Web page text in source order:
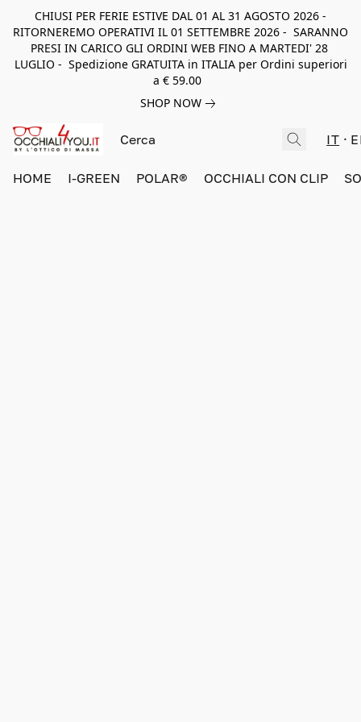
CHIUSI PER FERIE ESTIVE DAL 01 AL 31 AGOSTO 2026 -
RITORNEREMO OPERATIVI IL 01 SETTEMBRE 2026 - SARANNO
PRESI IN CARICO GLI ORDINI WEB FINO A MARTEDI' 28
LUGLIO - Spedizione GRATUITA in ITALIA per Ordini superiori
a € 59.00
SHOP NOW
IT
HOME I-GREEN POLAR® OCCHIALI CON CLIP